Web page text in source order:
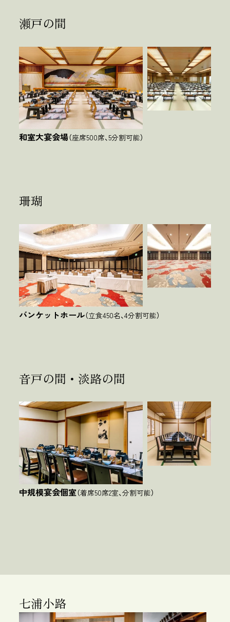
瀬戸の間
和室大宴会場（座席500席、5分割可能）
珊瑚
バンケットホール（立食450名、4分割可能）
音戸の間・淡路の間
中規模宴会個室（着席50席2室、分割可能）
七浦小路